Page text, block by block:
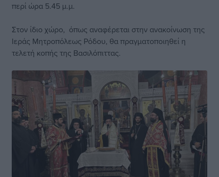
περί ώρα 5.45 μ.μ.
Στον ίδιο χώρο, όπως αναφέρεται στην ανακοίνωση της
Ιεράς Μητροπόλεως Ρόδου, θα πραγματοποιηθεί η
τελετή κοπής της Βασιλόπιττας.